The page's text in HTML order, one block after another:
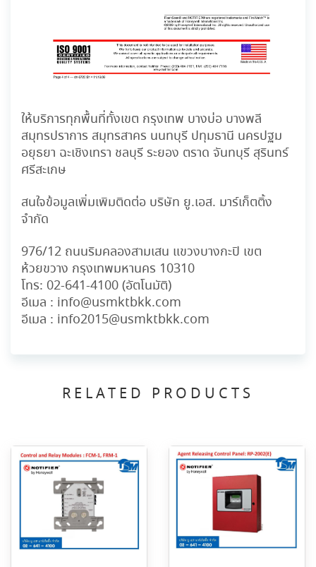
ให้บริการทุกพื้นที่ทั้งเขต กรุงเทพ บางบ่อ บางพลี
สมุทรปราการ สมุทรสาคร นนทบุรี ปทุมธานี นครปฐม
อยุธยา ฉะเชิงเทรา ชลบุรี ระยอง ตราด จันทบุรี สุรินทร์
ศรีสะเกษ
สนใจข้อมูลเพิ่มเพิมติดต่อ บริษัท ยู.เอส. มาร์เก็ตติ้ง
จำกัด
976/12 ถนนริมคลองสามเสน แขวงบางกะปิ เขต
ห้วยขวาง กรุงเทพมหานคร 10310
โทร: 02-641-4100(อัตโนมัติ)
อีเมล : info@usmktbkk.com
อีเมล : info2015@usmktbkk.com
RELATED PRODUCTS